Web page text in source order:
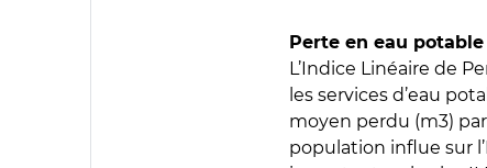
Perte en eau
L’Indice Linéaire de
les services d’eau
moyen perdu (m3)
population influe sur